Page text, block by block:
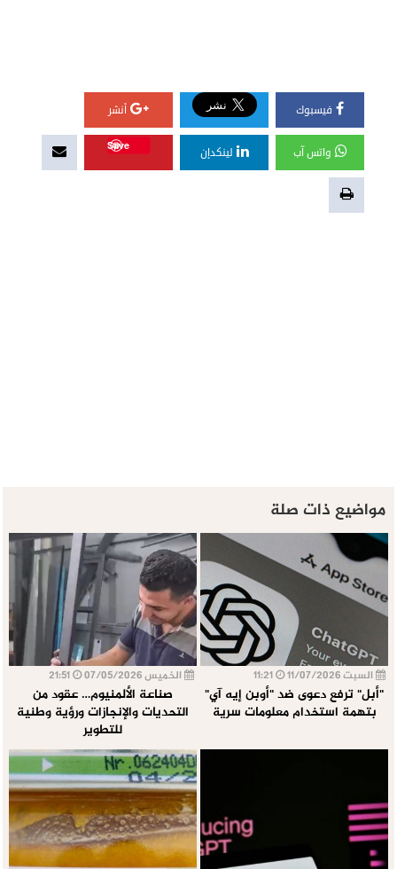
فيسبوك أنشر
واتس آب لينكدإن
Save
مواضيع ذات صلة
السبت 11/07/2026
"أبل" ترفع دعوى ضد "أوبن إيه آي"
بتهمة استخدام معلومات سرية
الخميس 07/05/2026
صناعة الألمنيوم… عقود من
التحديات والإنجازات ورؤية وطنية
للتطوير